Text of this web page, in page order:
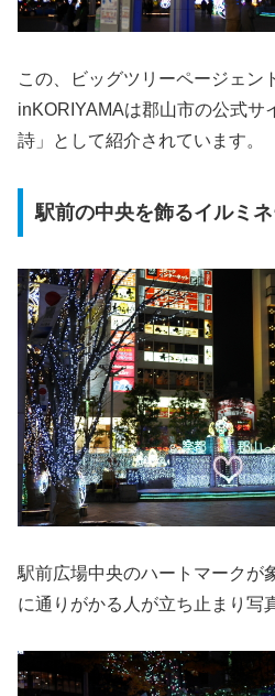
この、ビッグツリーページェン
inKORIYAMAは郡山市の公式サ
詩」として紹介されています。
駅前の中央を飾るイルミ
駅前広場中央のハートマークが
に通りがかる人が立ち止まり写